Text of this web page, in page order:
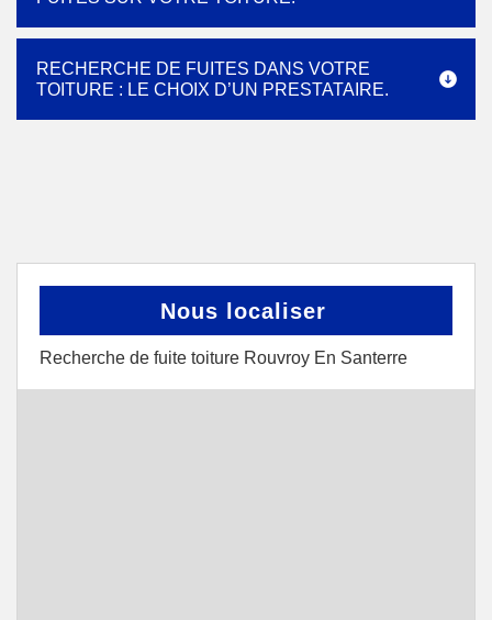
RECHERCHE DE FUITES DANS VOTRE
TOITURE : LE CHOIX D’UN PRESTATAIRE.
Nous localiser
Recherche de fuite toiture Rouvroy En Santerre